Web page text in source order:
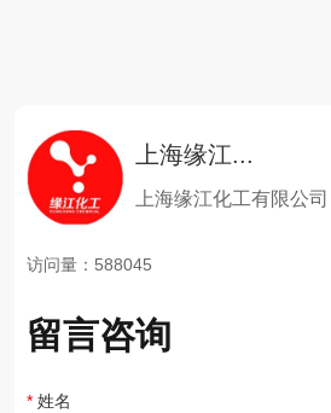
上海缘江...
上海缘江化工有限公司
访问量：588045
留言咨询
* 姓名